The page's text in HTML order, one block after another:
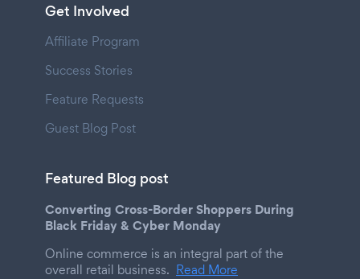
Get Involved
Affiliate Program
Success Stories
Feature Requests
Guest Blog Post
Featured Blog post
Converting Cross-Border Shoppers During
Black Friday & Cyber Monday
Online commerce is an integral part of the
overall retail business. Read More